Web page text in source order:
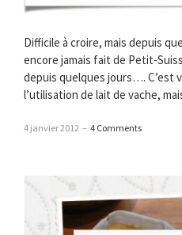
Difficile à croire, mais depuis
encore jamais fait de Petit-
depuis quelques jours…. C’est
l’utilisation de lait de vache,
4 janvier 2012 – 4 Comments